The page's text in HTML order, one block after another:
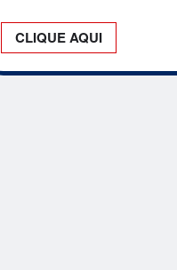
CLIQUE AQUI